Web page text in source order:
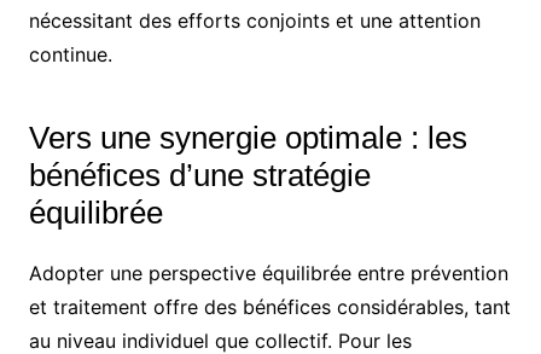
nécessitant des efforts conjoints et une attention
continue.
Vers une synergie optimale : les
bénéfices d’une stratégie
équilibrée
Adopter une perspective équilibrée entre prévention
et traitement offre des bénéfices considérables, tant
au niveau individuel que collectif. Pour les